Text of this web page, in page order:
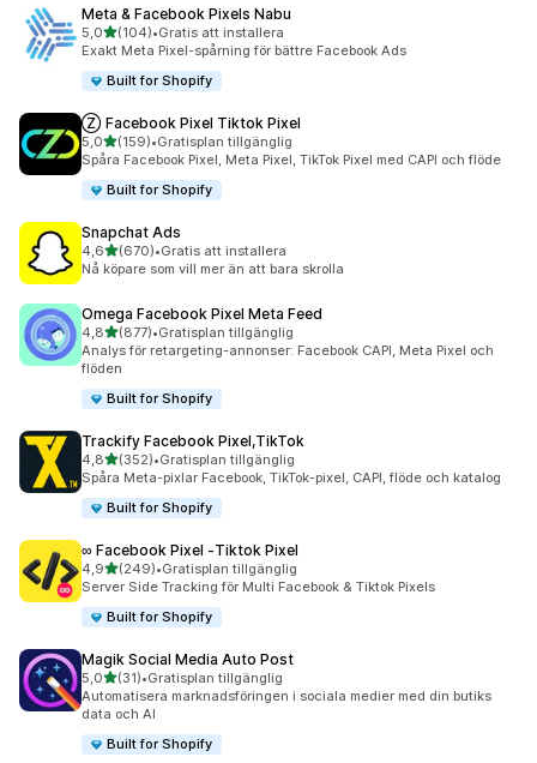
Meta & Facebook Pixels Nabu
5,0av 5 stjärnor
(104)
104 recensioner totalt
•Gratis att installera
Exakt Meta Pixel-spårning för bättre Facebook Ads
Built for Shopify
Ⓩ Facebook Pixel Tiktok Pixel
5,0av 5 stjärnor
(159)
159 recensioner totalt
•Gratisplan tillgänglig
Spåra Facebook Pixel, Meta Pixel, TikTok Pixel med CAPI och flöde
Built for Shopify
Snapchat Ads
4,6av 5 stjärnor
(670)
670 recensioner totalt
•Gratis att installera
Nå köpare som vill mer än att bara skrolla
Omega Facebook Pixel Meta Feed
4,8av 5 stjärnor
(877)
877 recensioner totalt
•Gratisplan tillgänglig
Analys för retargeting-annonser: Facebook CAPI, Meta Pixel och
flöden
Built for Shopify
Trackify Facebook Pixel,TikTok
4,8av 5 stjärnor
(352)
352 recensioner totalt
•Gratisplan tillgänglig
Spåra Meta-pixlar Facebook, TikTok-pixel, CAPI, flöde och katalog
Built for Shopify
∞ Facebook Pixel ‑Tiktok Pixel
4,9av 5 stjärnor
(249)
249 recensioner totalt
•Gratisplan tillgänglig
Server Side Tracking för Multi Facebook & Tiktok Pixels
Built for Shopify
Magik Social Media Auto Post
5,0av 5 stjärnor
(31)
31 recensioner totalt
•Gratisplan tillgänglig
Automatisera marknadsföringen i sociala medier med din butiks
data och AI
Built for Shopify